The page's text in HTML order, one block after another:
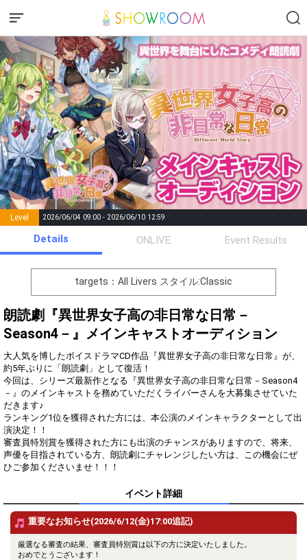
Level 2026/06/04 09:00 - 2026/06/10 12:59
Points List of Goal
number of
positions
Rema
0 Event Begins!
オリジナルアバター制作権獲
得！
Gifting
Throw gifts to the stage and join
the live performance.
First, try throwing free Stars
(once a day)! You can also charge
Show Gold to purchase gifts
(available from 1 JPY)! When you
continue to send gifts to the
performer(s), the performer's
popularity ranking and your
ranking go up.
To send performers paid items,
you must use Show Gold.
Comments
refrain from posting comments
that may offend performers or
other users.
Details ONLIVE Event Results
targets：All Livers スタイル:Classic
朗読劇『異世界女子高の非日常な日常－
Season4－』メインキャストオーディション
大人気を博したボイスドラマCD作品『異世界女子高の非日常な日常』が、
約5年ぶりに「朗読劇」として復活！
今回は、シリーズ最新作となる『異世界女子高の非日常な日常－Season4
－』のメインキャストを務めていただくライバーさんを大募集させていた
だきます♪
ランキング1位を獲得された方には、本公演のメインキャラクターとして出
演決定！！
審査員特別賞を獲得された方にも出演のチャンスがありますので、将来、
声優を目指されている方、朗読劇にチャレンジしたい方は、この機会にぜ
ひご参加くださいませ！！！
イベント詳細
重要なお知らせ(2026/6/12(金)17:00追記)
厳選なる審査の結果、審査員特別賞は以下の方に決定いたしました。
おめでとうございます！